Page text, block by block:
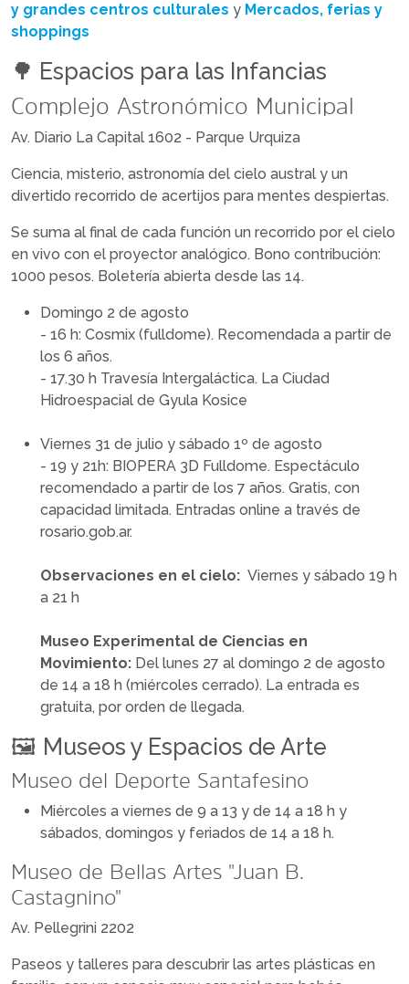
y grandes centros culturales y Mercados, ferias y
shoppings
🌳 Espacios para las Infancias
Complejo Astronómico Municipal
Av. Diario La Capital 1602 - Parque Urquiza
Ciencia, misterio, astronomía del cielo austral y un
divertido recorrido de acertijos para mentes despiertas.
Se suma al final de cada función un recorrido por el cielo
en vivo con el proyector analógico. Bono contribución:
1000 pesos. Boletería abierta desde las 14.
Domingo 2 de agosto
- 16 h: Cosmix (fulldome). Recomendada a partir de
los 6 años.
- 17.30 h Travesía Intergaláctica. La Ciudad
Hidroespacial de Gyula Kosice
Viernes 31 de julio y sábado 1º de agosto
- 19 y 21h: BIOPERA 3D Fulldome. Espectáculo
recomendado a partir de los 7 años. Gratis, con
capacidad limitada. Entradas online a través de
rosario.gob.ar.
Observaciones en el cielo: Viernes y sábado 19 h
a 21 h
Museo Experimental de Ciencias en
Movimiento: Del lunes 27 al domingo 2 de agosto
de 14 a 18 h (miércoles cerrado). La entrada es
gratuita, por orden de llegada.
🖼️ Museos y Espacios de Arte
Museo del Deporte Santafesino
Miércoles a viernes de 9 a 13 y de 14 a 18 h y
sábados, domingos y feriados de 14 a 18 h.
Museo de Bellas Artes "Juan B.
Castagnino"
Av. Pellegrini 2202
Paseos y talleres para descubrir las artes plásticas en